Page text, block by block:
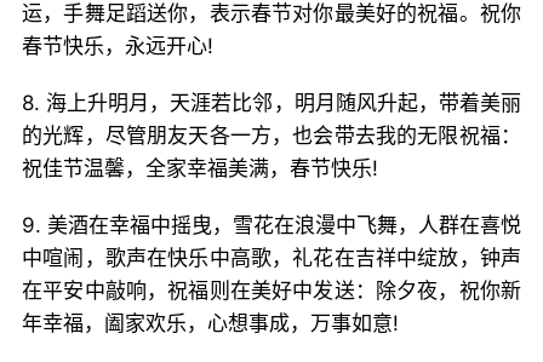
运，手舞足蹈送你，表示春节对你最美好的祝福。祝你
春节快乐，永远开心!
8. 海上升明月，天涯若比邻，明月随风升起，带着美丽
的光辉，尽管朋友天各一方，也会带去我的无限祝福：
祝佳节温馨，全家幸福美满，春节快乐!
9. 美酒在幸福中摇曳，雪花在浪漫中飞舞，人群在喜悦
中喧闹，歌声在快乐中高歌，礼花在吉祥中绽放，钟声
在平安中敲响，祝福则在美好中发送：除夕夜，祝你新
年幸福，阖家欢乐，心想事成，万事如意!